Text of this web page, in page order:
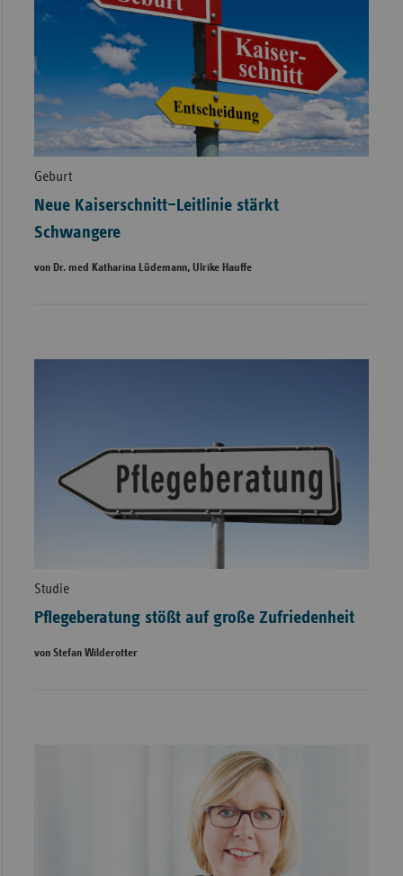
Geburt
Neue Kaiserschnitt–Leitlinie stärkt
Schwangere
von Dr. med Katharina Lüdemann, Ulrike Hauffe
Studie
Pflegeberatung stößt auf große Zufriedenheit
von Stefan Wilderotter